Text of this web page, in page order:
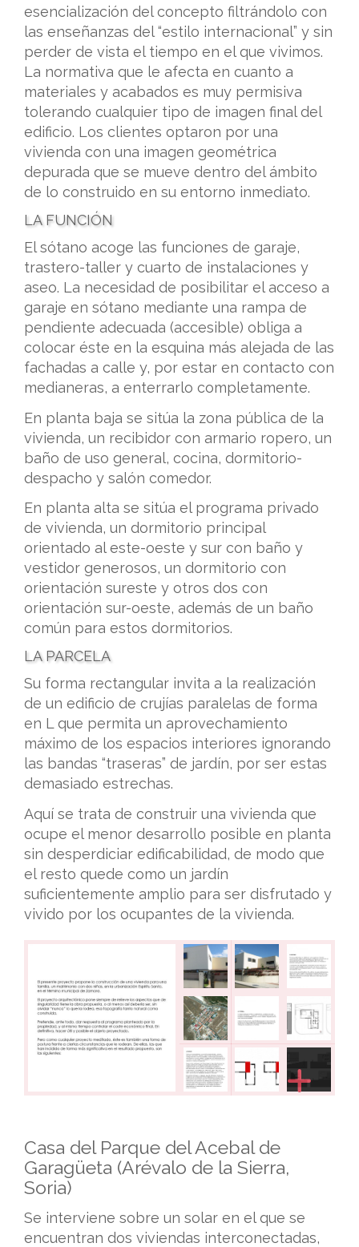
esencialización del concepto filtrándolo con
las enseñanzas del “estilo internacional” y sin
perder de vista el tiempo en el que vivimos.
La normativa que le afecta en cuanto a
materiales y acabados es muy permisiva
tolerando cualquier tipo de imagen final del
edificio. Los clientes optaron por una
vivienda con una imagen geométrica
depurada que se mueve dentro del ámbito
de lo construido en su entorno inmediato.
LA FUNCIÓN
El sótano acoge las funciones de garaje,
trastero-taller y cuarto de instalaciones y
aseo. La necesidad de posibilitar el acceso a
garaje en sótano mediante una rampa de
pendiente adecuada (accesible) obliga a
colocar éste en la esquina más alejada de las
fachadas a calle y, por estar en contacto con
medianeras, a enterrarlo completamente.
En planta baja se sitúa la zona pública de la
vivienda, un recibidor con armario ropero, un
baño de uso general, cocina, dormitorio-
despacho y salón comedor.
En planta alta se sitúa el programa privado
de vivienda, un dormitorio principal
orientado al este-oeste y sur con baño y
vestidor generosos, un dormitorio con
orientación sureste y otros dos con
orientación sur-oeste, además de un baño
común para estos dormitorios.
LA PARCELA
Su forma rectangular invita a la realización
de un edificio de crujías paralelas de forma
en L que permita un aprovechamiento
máximo de los espacios interiores ignorando
las bandas “traseras” de jardín, por ser estas
demasiado estrechas.
Aquí se trata de construir una vivienda que
ocupe el menor desarrollo posible en planta
sin desperdiciar edificabilidad, de modo que
el resto quede como un jardín
suficientemente amplio para ser disfrutado y
vivido por los ocupantes de la vivienda.
Casa del Parque del Acebal de
Garagüeta (Arévalo de la Sierra,
Soria)
Se interviene sobre un solar en el que se
encuentran dos viviendas interconectadas,